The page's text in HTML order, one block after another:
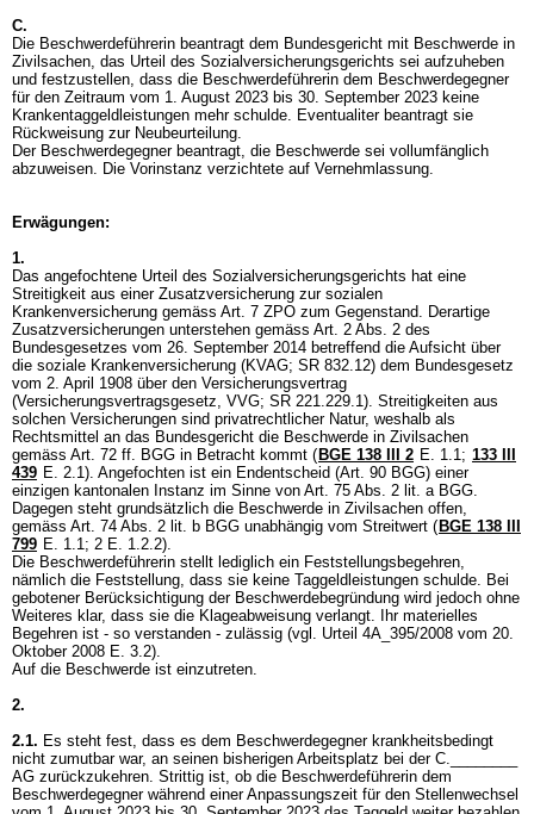
C.
Die Beschwerdeführerin beantragt dem Bundesgericht mit Beschwerde in
Zivilsachen, das Urteil des Sozialversicherungsgerichts sei aufzuheben
und festzustellen, dass die Beschwerdeführerin dem Beschwerdegegner
für den Zeitraum vom 1. August 2023 bis 30. September 2023 keine
Krankentaggeldleistungen mehr schulde. Eventualiter beantragt sie
Rückweisung zur Neubeurteilung.
Der Beschwerdegegner beantragt, die Beschwerde sei vollumfänglich
abzuweisen. Die Vorinstanz verzichtete auf Vernehmlassung.
Erwägungen:
1.
Das angefochtene Urteil des Sozialversicherungsgerichts hat eine
Streitigkeit aus einer Zusatzversicherung zur sozialen
Krankenversicherung gemäss Art. 7 ZPO zum Gegenstand. Derartige
Zusatzversicherungen unterstehen gemäss Art. 2 Abs. 2 des
Bundesgesetzes vom 26. September 2014 betreffend die Aufsicht über
die soziale Krankenversicherung (KVAG; SR 832.12) dem Bundesgesetz
vom 2. April 1908 über den Versicherungsvertrag
(Versicherungsvertragsgesetz, VVG; SR 221.229.1). Streitigkeiten aus
solchen Versicherungen sind privatrechtlicher Natur, weshalb als
Rechtsmittel an das Bundesgericht die Beschwerde in Zivilsachen
gemäss Art. 72 ff. BGG in Betracht kommt ( BGE 138 III 2 E. 1.1; 133 III
439 E. 2.1). Angefochten ist ein Endentscheid (Art. 90 BGG) einer
einzigen kantonalen Instanz im Sinne von Art. 75 Abs. 2 lit. a BGG.
Dagegen steht grundsätzlich die Beschwerde in Zivilsachen offen,
gemäss Art. 74 Abs. 2 lit. b BGG unabhängig vom Streitwert ( BGE 138 III
799 E. 1.1; 2 E. 1.2.2).
Die Beschwerdeführerin stellt lediglich ein Feststellungsbegehren,
nämlich die Feststellung, dass sie keine Taggeldleistungen schulde. Bei
gebotener Berücksichtigung der Beschwerdebegründung wird jedoch ohne
Weiteres klar, dass sie die Klageabweisung verlangt. Ihr materielles
Begehren ist - so verstanden - zulässig (vgl. Urteil 4A_395/2008 vom 20.
Oktober 2008 E. 3.2).
Auf die Beschwerde ist einzutreten.
2.
2.1. Es steht fest, dass es dem Beschwerdegegner krankheitsbedingt
nicht zumutbar war, an seinen bisherigen Arbeitsplatz bei der C.________
AG zurückzukehren. Strittig ist, ob die Beschwerdeführerin dem
Beschwerdegegner während einer Anpassungszeit für den Stellenwechsel